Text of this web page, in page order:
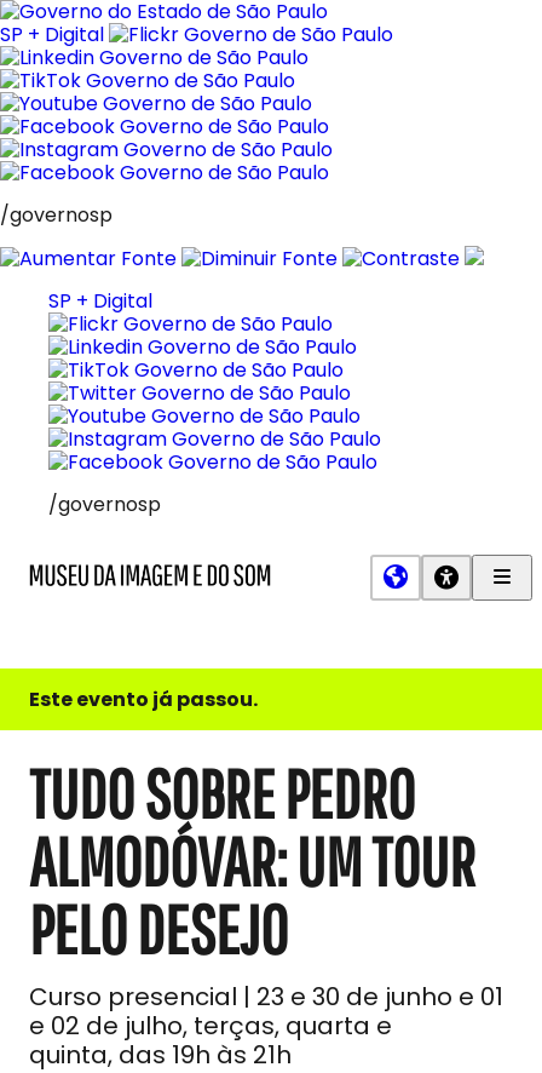
Pular
para
o
conteúdo
SP + Digital
/governosp
SP + Digital
/governosp
e
do
Este evento já passou.
TUDO SOBRE PEDRO
ALMODÓVAR: UM TOUR
PELO DESEJO
Curso presencial | 23 e 30 de junho e 01
e 02 de julho, terças, quarta e
quinta, das 19h às 21h